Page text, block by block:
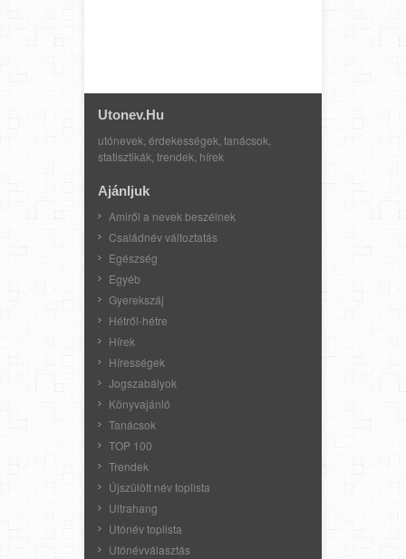
Utonev.hu
utónevek, érdekességek, tanácsok,
statisztikák, trendek, hírek
Ajánljuk
Amiről a nevek beszélnek
Családnév változtatás
Egészség
Egyéb
Gyerekszáj
Hétről-hétre
Hírek
Hírességek
Jogszabályok
Könyvajánló
Tanácsok
TOP 100
Trendek
Újszülött név toplista
Ultrahang
Utónév toplista
Utónévválasztás